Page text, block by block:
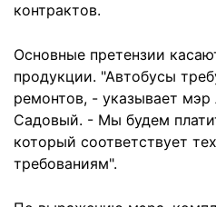
контрактов.
Основные претензии
продукции. "Автобусы
ремонтов, - указывает
Садовый. - Мы будем
который соответствует
требованиям".